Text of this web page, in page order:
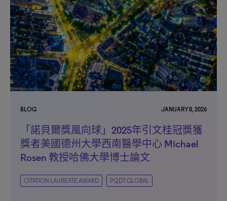
BLOG JANUARY 8, 2026
「諾貝爾獎風向球」2025年引文桂冠獎獲
獎者美國德州大學西南醫學中心 Michael
Rosen 教授哈佛大學博士論文
CITATION LAUREATE AWARD PQDT GLOBAL